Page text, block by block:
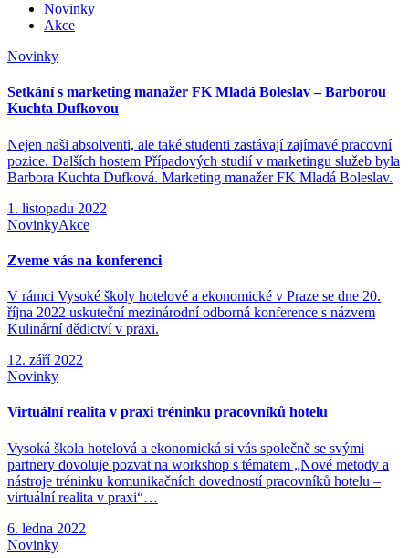
Novinky
Akce
Novinky
Setkání s marketing manažer FK Mladá Boleslav – Barborou
Kuchta Dufkovou
Nejen naši absolventi, ale také studenti zastávají zajímavé pracovní
pozice. Dalších hostem Případových studií v marketingu služeb byla
Barbora Kuchta Dufková. Marketing manažer FK Mladá Boleslav.
1. listopadu 2022
NovinkyAkce
Zveme vás na konferenci
V rámci Vysoké školy hotelové a ekonomické v Praze se dne 20.
října 2022 uskuteční mezinárodní odborná konference s názvem
Kulinární dědictví v praxi.
12. září 2022
Novinky
Virtuální realita v praxi tréninku pracovníků hotelu
Vysoká škola hotelová a ekonomická si vás společně se svými
partnery dovoluje pozvat na workshop s tématem „Nové metody a
nástroje tréninku komunikačních dovedností pracovníků hotelu –
virtuální realita v praxi“…
6. ledna 2022
Novinky